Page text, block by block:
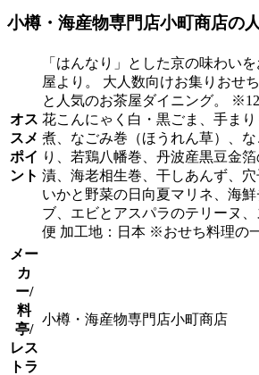
小樽・海産物専門店小町商店の
オス
スメ
ポイ
ント
「はんなり」とした京の味わい
屋より。 大人数向けお集りおせ
と人気のお茶屋ダイニング。
花こんにゃく白・黒ごま、手ま
煮、なごみ巻（ほうれん草）、
り、若鶏八幡巻、丹波産黒豆金
漬、海老相生巻、干しあんず、
いかと野菜の日向夏マリネ、海
ブ、エビとアスパラのテリーヌ
便 加工地：日本 ※おせち料理の
メー
カ
ー/
料
亭/
レス
トラ
小樽・海産物専門店小町商店